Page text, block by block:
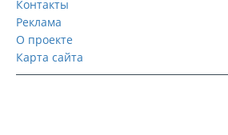
Контакты
Реклама
О проекте
Карта сайта